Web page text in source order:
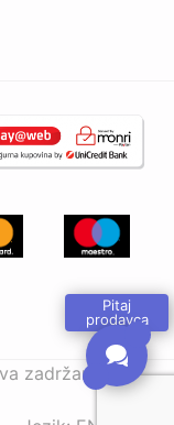
Pitaj
prodavca
zadržana.